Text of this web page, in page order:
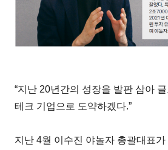
“지난 20년간의 성장을 발판 삼아
테크 기업으로 도약하겠다.”
지난 4월 이수진 야놀자 총괄대표가